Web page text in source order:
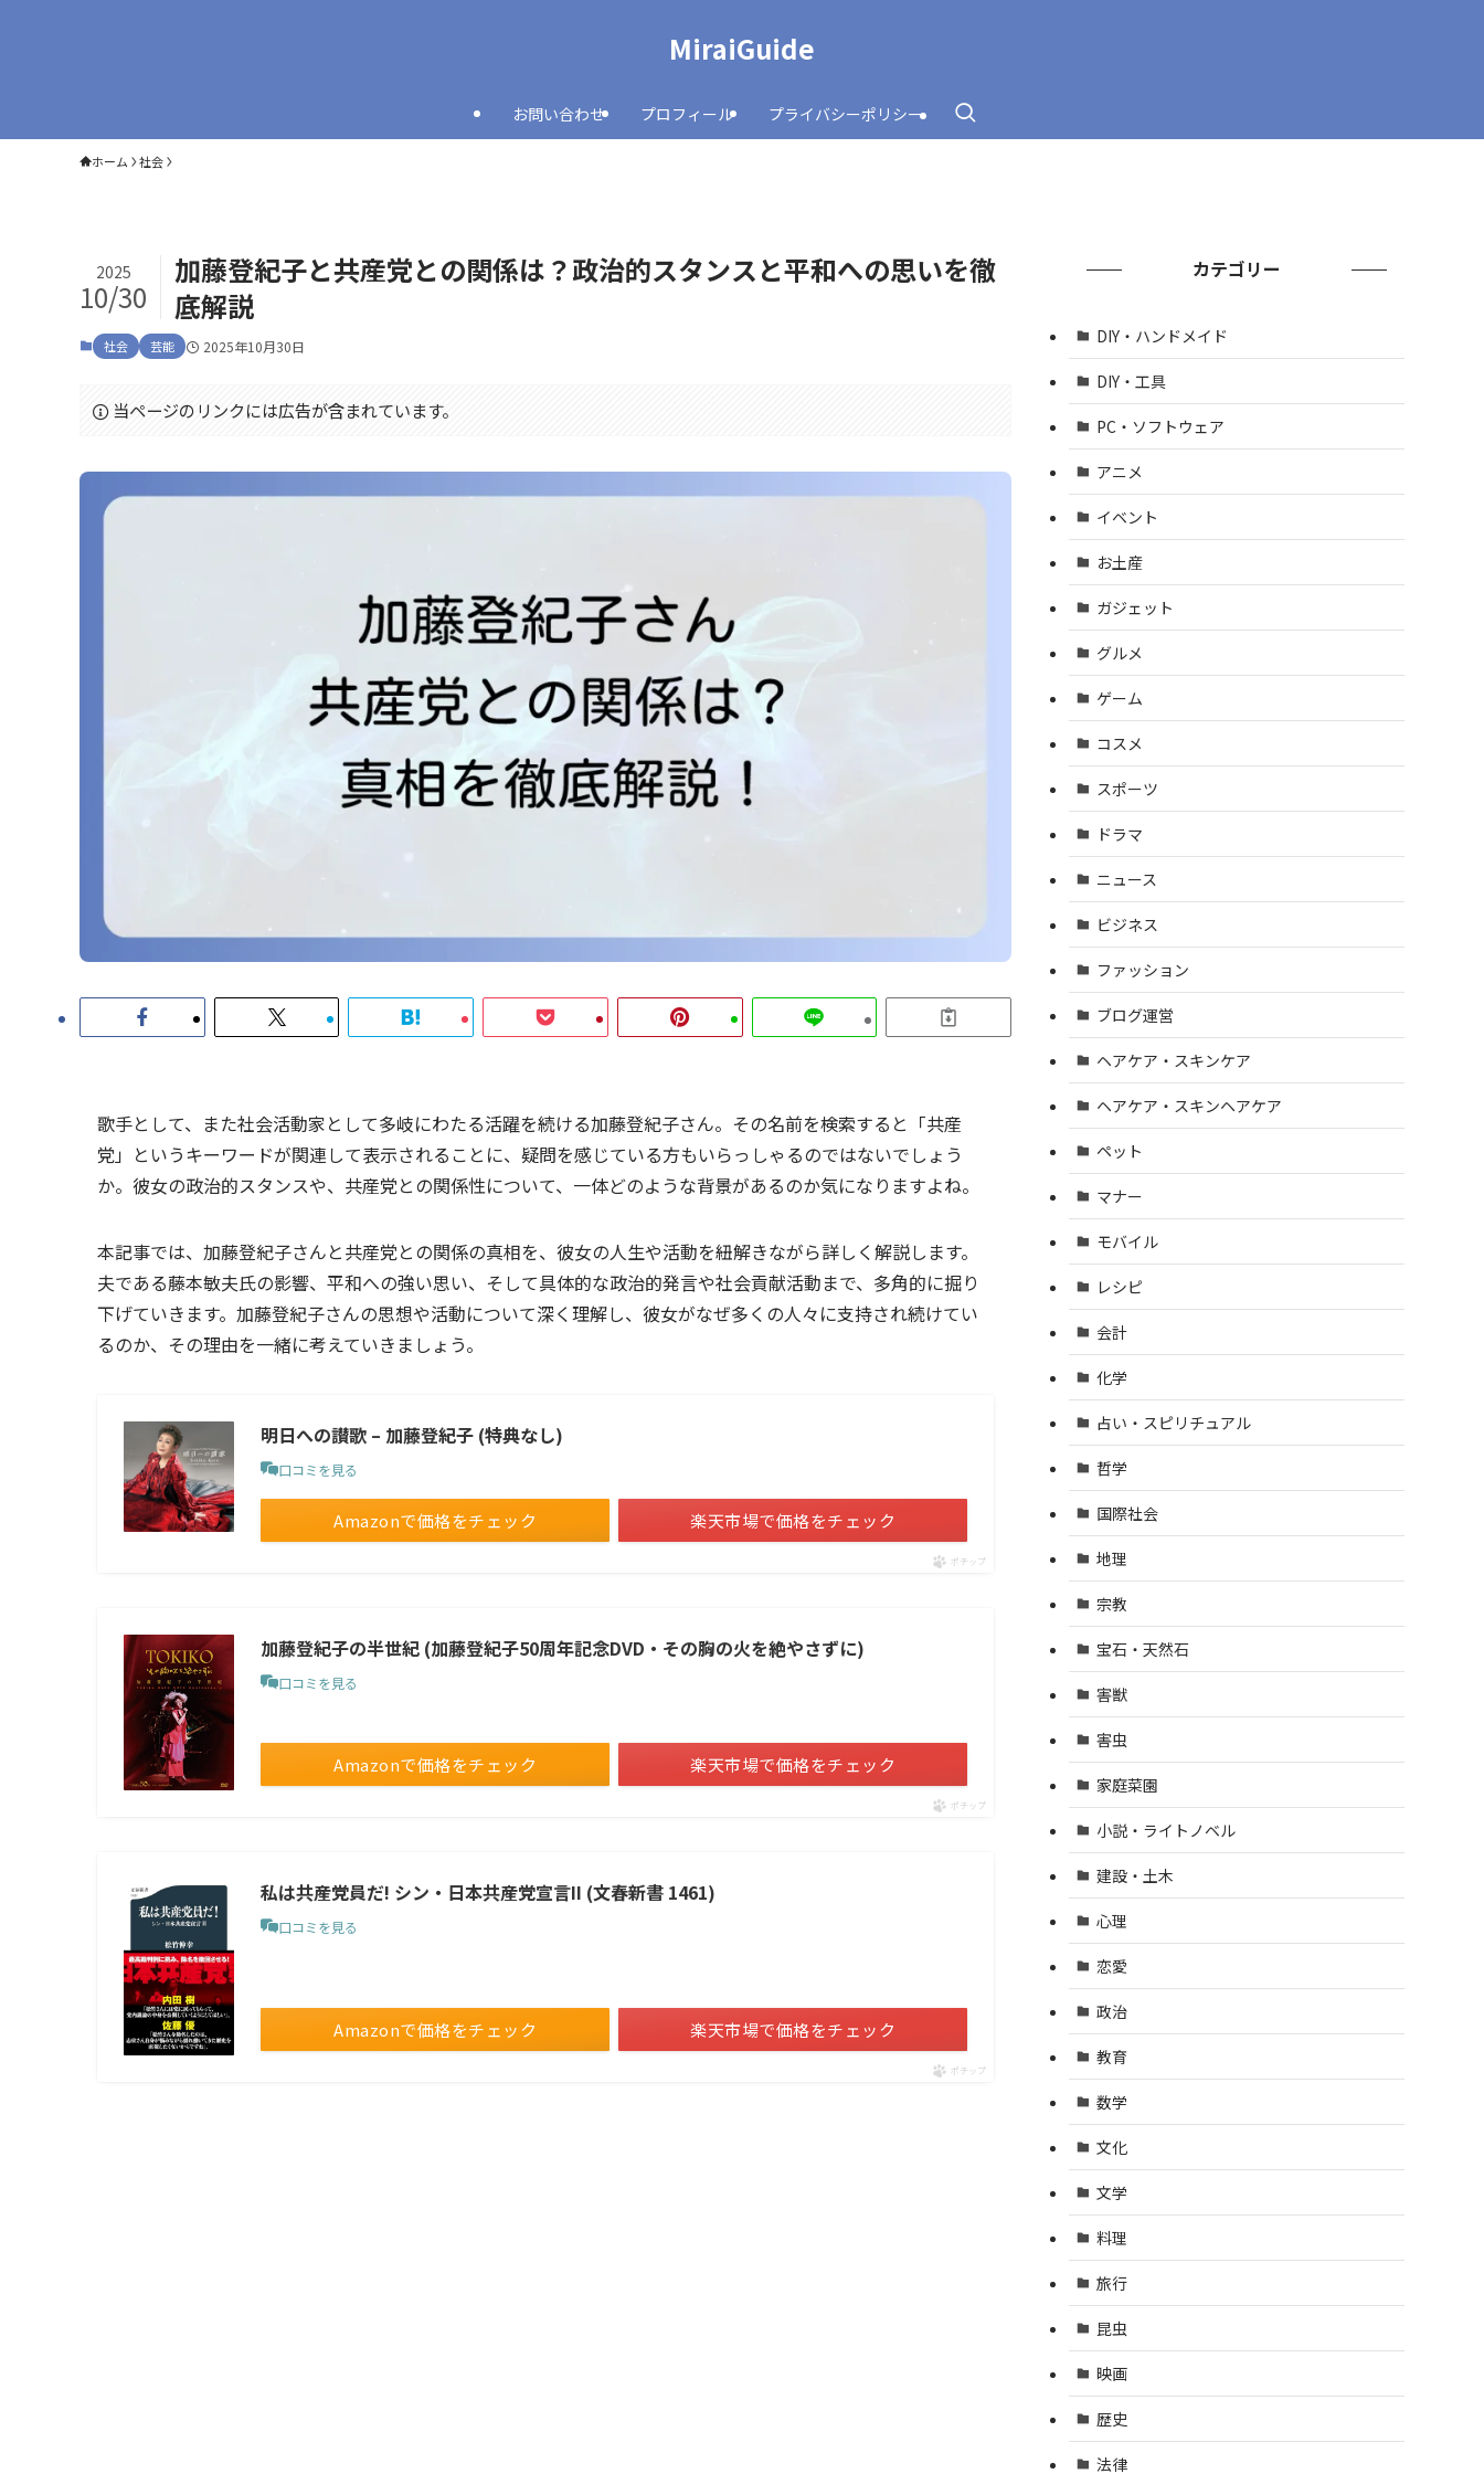
MiraiGuide
お問い合わせ プロフィール プライバシーポリシー
ホーム 社会
加藤登紀子と共産党との関係は？政治的スタンスと平和への思いを徹
底解説
2025
10/30
社会 芸能 2025年10月30日
当ページのリンクには広告が含まれています。
歌手として、また社会活動家として多岐にわたる活躍を続ける加藤登紀子さん。その名前を検索すると「共産
党」というキーワードが関連して表示されることに、疑問を感じている方もいらっしゃるのではないでしょう
か。彼女の政治的スタンスや、共産党との関係性について、一体どのような背景があるのか気になりますよね。
本記事では、加藤登紀子さんと共産党との関係の真相を、彼女の人生や活動を紐解きながら詳しく解説します。
夫である藤本敏夫氏の影響、平和への強い思い、そして具体的な政治的発言や社会貢献活動まで、多角的に掘り
下げていきます。加藤登紀子さんの思想や活動について深く理解し、彼女がなぜ多くの人々に支持され続けてい
るのか、その理由を一緒に考えていきましょう。
明日への讃歌 – 加藤登紀子 (特典なし)
口コミを見る
Amazonで価格をチェック 楽天市場で価格をチェック
ポチップ
加藤登紀子の半世紀 (加藤登紀子50周年記念DVD・その胸の火を絶やさずに)
口コミを見る
Amazonで価格をチェック 楽天市場で価格をチェック
ポチップ
私は共産党員だ! シン・日本共産党宣言II (文春新書 1461)
口コミを見る
Amazonで価格をチェック 楽天市場で価格をチェック
ポチップ
カテゴリー
DIY・ハンドメイド
DIY・工具
PC・ソフトウェア
アニメ
イベント
お土産
ガジェット
グルメ
ゲーム
コスメ
スポーツ
ドラマ
ニュース
ビジネス
ファッション
ブログ運営
ヘアケア・スキンケア
ヘアケア・スキンヘアケア
ペット
マナー
モバイル
レシピ
会計
化学
占い・スピリチュアル
哲学
国際社会
地理
宗教
宝石・天然石
害獣
害虫
家庭菜園
小説・ライトノベル
建設・土木
心理
恋愛
政治
教育
数学
文化
文学
料理
旅行
昆虫
映画
歴史
法律